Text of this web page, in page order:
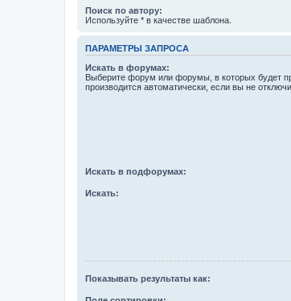
Поиск по автору:
Используйте * в качестве шаблона.
ПАРАМЕТРЫ ЗАПРОСА
Искать в форумах:
Выберите форум или форумы, в которых будет
производится автоматически, если вы не
Искать в подфорумах:
Искать:
Показывать результаты как: